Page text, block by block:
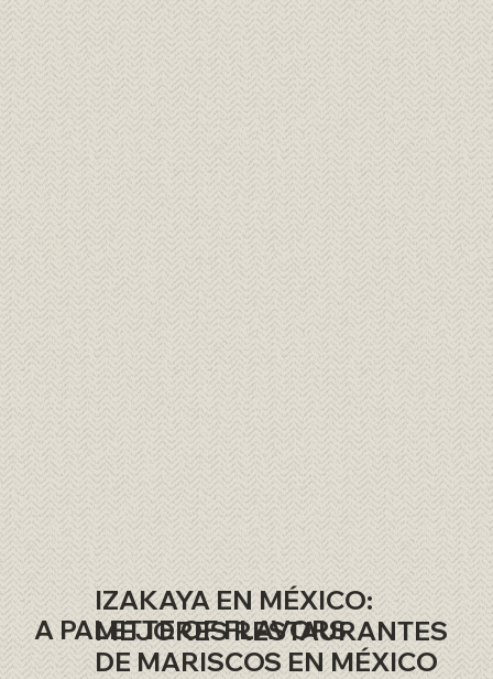
A PALETTE OF FLAVORS
IZAKAYA EN MÉXICO:
MEJORES RESTAURANTES
DE MARISCOS EN MÉXICO